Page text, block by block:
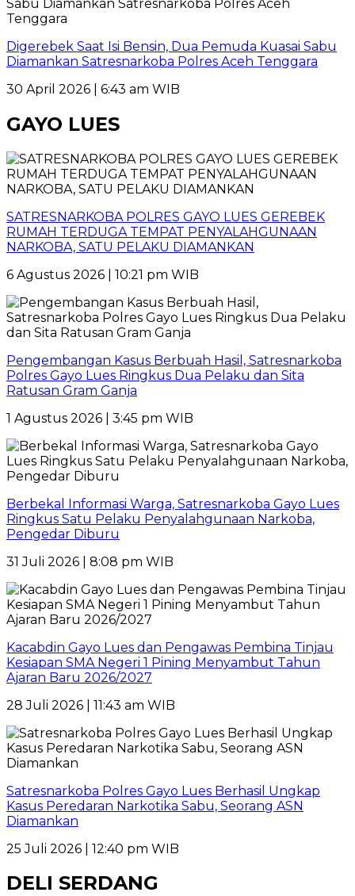
Digerebek Saat Isi Bensin, Dua Pemuda Kuasai Sabu
Diamankan Satresnarkoba Polres Aceh Tenggara
30 April 2026 | 6:43 am WIB
GAYO LUES
SATRESNARKOBA POLRES GAYO LUES GEREBEK
RUMAH TERDUGA TEMPAT PENYALAHGUNAAN
NARKOBA, SATU PELAKU DIAMANKAN
6 Agustus 2026 | 10:21 pm WIB
Pengembangan Kasus Berbuah Hasil, Satresnarkoba
Polres Gayo Lues Ringkus Dua Pelaku dan Sita
Ratusan Gram Ganja
1 Agustus 2026 | 3:45 pm WIB
Berbekal Informasi Warga, Satresnarkoba Gayo Lues
Ringkus Satu Pelaku Penyalahgunaan Narkoba,
Pengedar Diburu
31 Juli 2026 | 8:08 pm WIB
Kacabdin Gayo Lues dan Pengawas Pembina Tinjau
Kesiapan SMA Negeri 1 Pining Menyambut Tahun
Ajaran Baru 2026/2027
28 Juli 2026 | 11:43 am WIB
Satresnarkoba Polres Gayo Lues Berhasil Ungkap
Kasus Peredaran Narkotika Sabu, Seorang ASN
Diamankan
25 Juli 2026 | 12:40 pm WIB
DELI SERDANG